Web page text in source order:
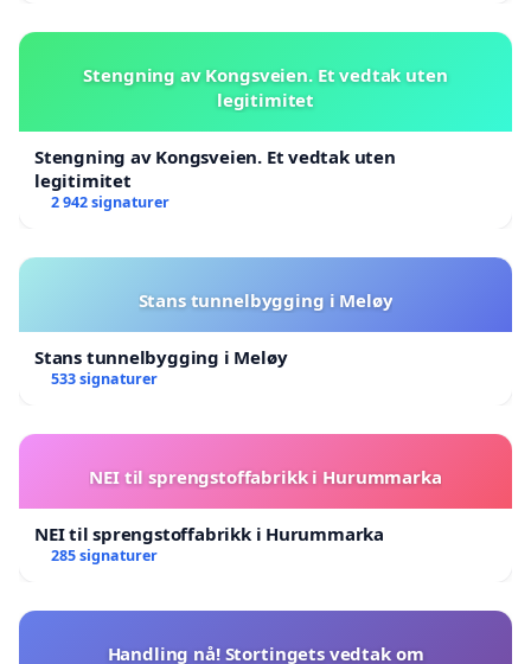
Stengning av Kongsveien. Et vedtak uten
legitimitet
Stengning av Kongsveien. Et vedtak uten
legitimitet
2 942 signaturer
Stans tunnelbygging i Meløy
Stans tunnelbygging i Meløy
533 signaturer
NEI til sprengstoffabrikk i Hurummarka
NEI til sprengstoffabrikk i Hurummarka
285 signaturer
Handling nå! Stortingets vedtak om